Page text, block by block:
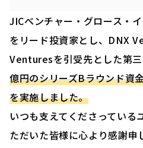
JICベンチャー・グロース・
をリード投資家とし、DNX
Venturesを引受先とした第三
億円のシリーズBラウンド資
を実施しました。
いつも支えてくださっている
ただいた皆様に心より感謝申